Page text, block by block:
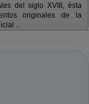
del siglo XVIII, ésta
originales de la
...